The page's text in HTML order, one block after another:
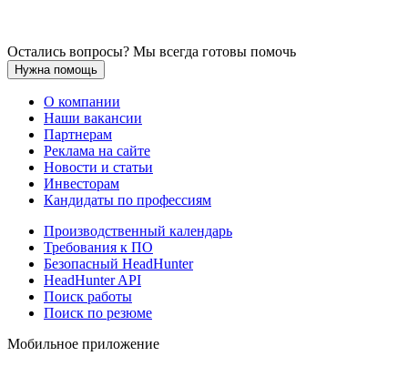
Остались вопросы? Мы всегда готовы помочь
Нужна помощь
О компании
Наши вакансии
Партнерам
Реклама на сайте
Новости и статьи
Инвесторам
Кандидаты по профессиям
Производственный календарь
Требования к ПО
Безопасный HeadHunter
HeadHunter API
Поиск работы
Поиск по резюме
Мобильное приложение